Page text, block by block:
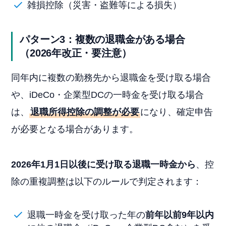
雑損控除（災害・盗難等による損失）
パターン3：複数の退職金がある場合
（2026年改正・要注意）
同年内に複数の勤務先から退職金を受け取る場合
や、iDeCo・企業型DCの一時金を受け取る場合
は、退職所得控除の調整が必要になり、確定申告
が必要となる場合があります。
2026年1月1日以後に受け取る退職一時金から 、控
除の重複調整は以下のルールで判定されます：
退職一時金を受け取った年の前年以前9年以内